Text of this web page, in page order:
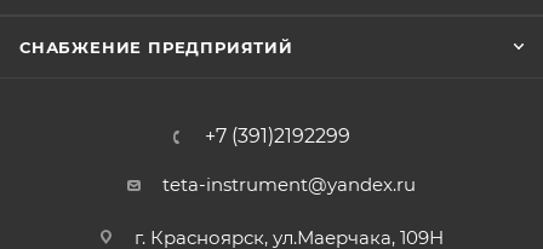
СНАБЖЕНИЕ ПРЕДПРИЯТИЙ
+7 (391)2192299
teta-instrument@yandex.ru
г. Красноярск, ул.Маерчака, 109Н